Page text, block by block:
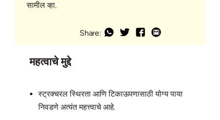
सामील व्हा.
Share:
महत्वाचे मुद्दे
स्ट्रक्चरल स्थिरता आणि टिकाऊपणासाठी योग्य पाया
निवडणे अत्यंत महत्त्वाचे आहे.